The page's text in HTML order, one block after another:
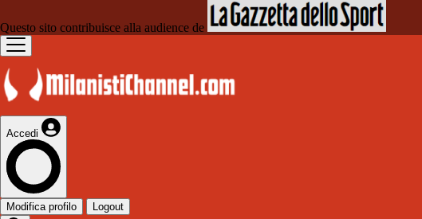
Questo sito contribuisce alla audience de
Accedi
Modifica profilo Logout